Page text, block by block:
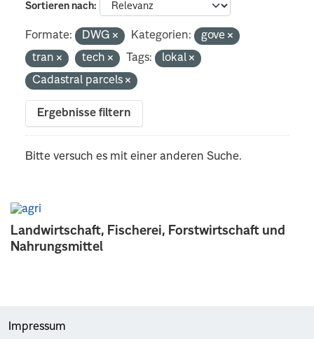
Landwirtschaft, Fischerei, Forstwirtschaft und
Nahrungsmittel
Sortieren nach
Formate: DWG Kategorien:
gove
tran
tech Tags:
lokal
Cadastral parcels
Ergebnisse filtern
Bitte versuch es mit einer anderen Suche.
Impressum